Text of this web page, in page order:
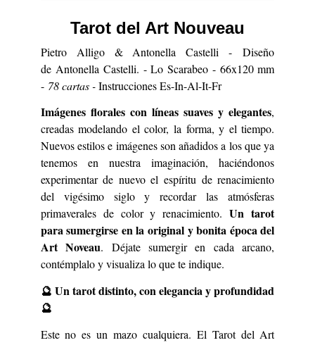
Tarot del Art Nouveau
Pietro Alligo & Antonella Castelli - Diseño
de Antonella Castelli. - Lo Scarabeo - 66x120 mm
- 78 cartas -Instrucciones Es-In-Al-It-Fr
Imágenes florales con líneas suaves y elegantes,
creadas modelando el color, la forma, y el tiempo.
Nuevos estilos e imágenes son añadidos a los que ya
tenemos en nuestra imaginación, haciéndonos
experimentar de nuevo el espíritu de renacimiento
del vigésimo siglo y recordar las atmósferas
primaverales de color y renacimiento.Un tarot
para sumergirse en la original y bonita época del
Art Noveau. Déjate sumergir en cada arcano,
contémplalo y visualiza lo que te indique.
🔮 Un tarot distinto, con elegancia y profundidad
🔮
Este no es un mazo cualquiera. El Tarot del Art